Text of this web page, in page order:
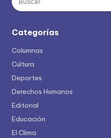
Categorías
Columnas
Cultura
Deportes
Derechos Humanos
Editorial
Educación
El Clima